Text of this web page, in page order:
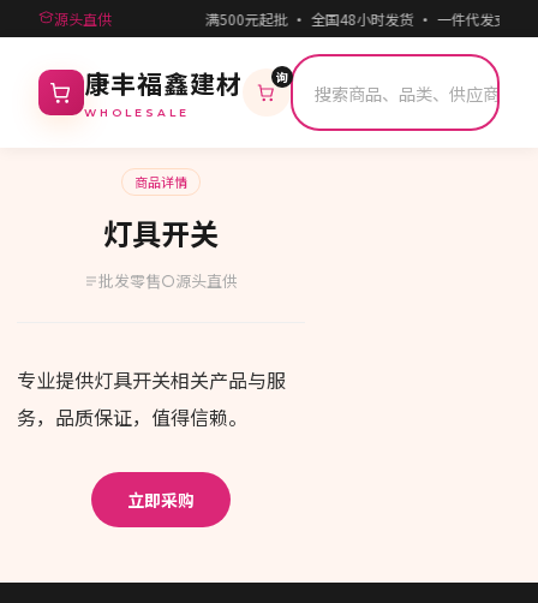
源头直供 满500元起批 · 全国48小时发货 · 一件代发支持
康丰福鑫建材
WHOLESALE
询
商品详情
灯具开关
批发零售 源头直供
专业提供灯具开关相关产品与服
务，品质保证，值得信赖。
立即采购